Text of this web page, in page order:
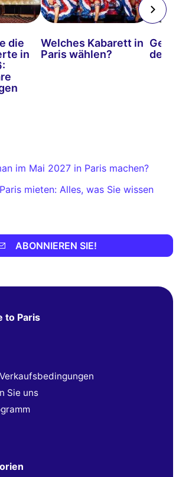
die
in
Welches Kabarett in
Paris wählen?
de
im Mai 2027 in Paris machen?
mieten: Alles, was Sie wissen
ABONNIEREN SIE!
to Paris
Sie uns